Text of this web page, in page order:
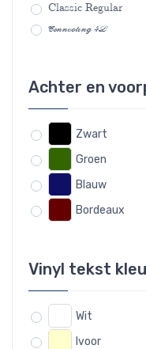
Classic Regular
Connecting 4L
Achter en
Zwart
Groen
Blauw
Bordeaux
Vinyl tekst
Wit
Ivoor